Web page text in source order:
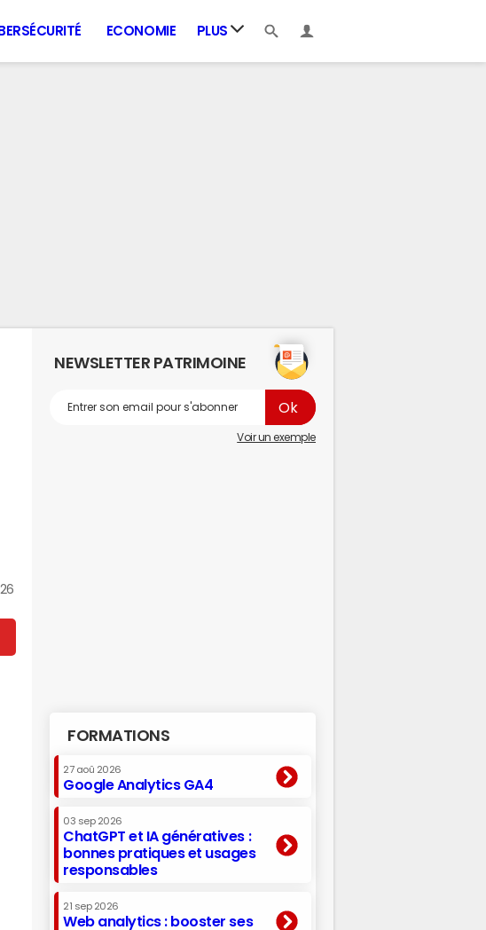
ECONOMIE PLUS
NEWSLETTER PATRIMOINE
Voir un exemple
FORMATIONS
27 aoû 2026
Google Analytics GA4
03 sep 2026
ChatGPT et IA génératives :
bonnes pratiques et usages
responsables
21 sep 2026
Web analytics : booster ses